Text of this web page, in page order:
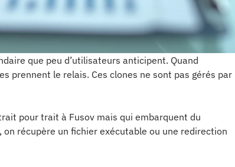
que peu d’utilisateurs anticipent. Quand
prennent le relais. Ces clones ne sont pas gérés par
pour trait à Fusov mais qui embarquent du
récupère un fichier exécutable ou une redirection